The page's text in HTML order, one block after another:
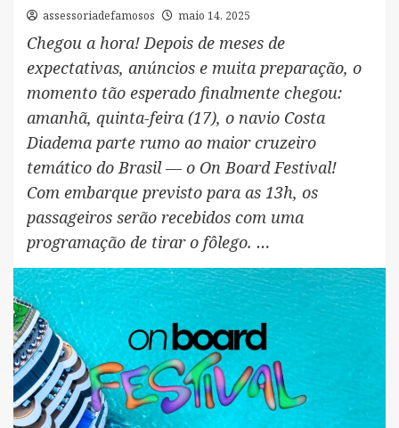
assessoriadefamosos maio 14, 2025
Chegou a hora! Depois de meses de
expectativas, anúncios e muita preparação, o
momento tão esperado finalmente chegou:
amanhã, quinta-feira (17), o navio Costa
Diadema parte rumo ao maior cruzeiro
temático do Brasil — o On Board Festival!
Com embarque previsto para as 13h, os
passageiros serão recebidos com uma
programação de tirar o fôlego. …